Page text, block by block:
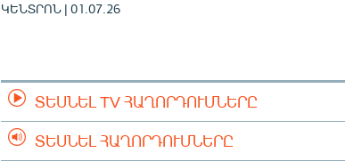
ԿԵՆՏՐՈՆ | 01.07.26
ՏԵՍՆԵԼ TV ՀԱՂՈՐԴՈՒՄՆԵՐԸ
ՏԵՍՆԵԼ ՀԱՂՈՐԴՈՒՄՆԵՐԸ